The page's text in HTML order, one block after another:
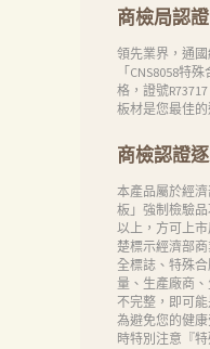
商檢局認證
領先業界，通
「CNS8058特
格，證號
板材是您最佳的
商檢認證
本產品屬於經
板」強制檢驗
以上，方可上
楚標示經濟部
全標誌、特殊
量、生產廠商
不完整，即可
為避免您的健
時特別注意『